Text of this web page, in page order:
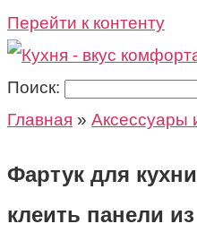
Перейти к контенту
Поиск:
Главная » Аксессуары
Фартук для
клеить панели